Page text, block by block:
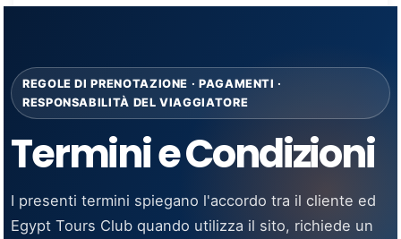
REGOLE DI PRENOTAZIONE · PAGAMENTI ·
RESPONSABILITÀ DEL VIAGGIATORE
Termini e Condizioni
I presenti termini spiegano l'accordo tra il cliente ed
Egypt Tours Club quando utilizza il sito, richiede un